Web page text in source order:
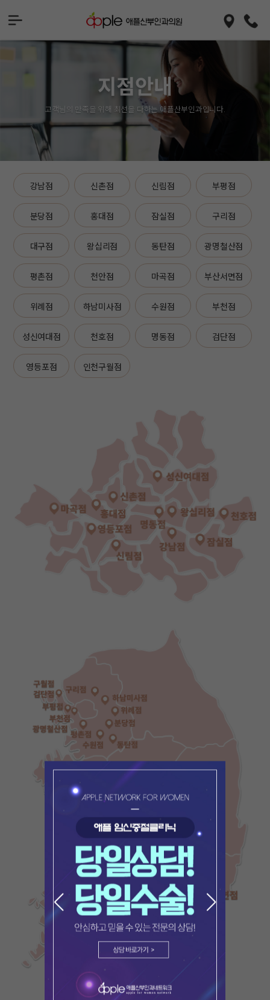
지점안내
고객님의 만족을 위해 최선을 다하는 애플산부인과입니다.
강남점 신촌점 신림점 부평점
분당점 홍대점 잠실점 구리점
대구점 왕십리점 동탄점 광명철산점
평촌점 천안점 마곡점 부산서면점
위례점 하남미사점 수원점 부천점
성신여대점 천호점 명동점 검단점
영등포점 인천구월점